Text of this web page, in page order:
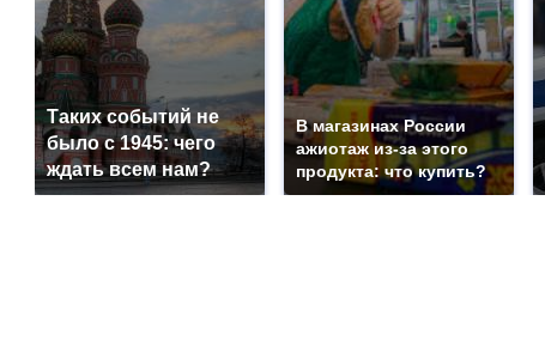
Таких событий не
было с 1945: чего
ждать всем нам?
В магазинах России
ажиотаж из-за этого
продукта: что купить?